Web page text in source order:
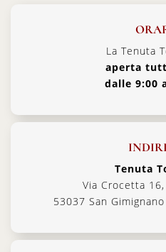
La Tenuta
aperta
dalle 9:00
Tenuta
Via Crocetta
53037 San